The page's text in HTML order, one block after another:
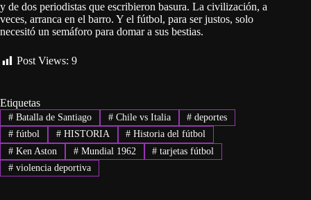
y de dos periodistas que escribieron basura. La civilización, a
veces, arranca en el barro. Y el fútbol, para ser justos, solo
necesitó un semáforo para domar a sus bestias.
Post Views: 9
Etiquetas
#Batalla de Santiago #Chile vs Italia # deportes
#fútbol #HISTORIA # Historia del fútbol
#Ken Aston #Mundial 1962 # tarjetas fútbol
#violencia deportiva